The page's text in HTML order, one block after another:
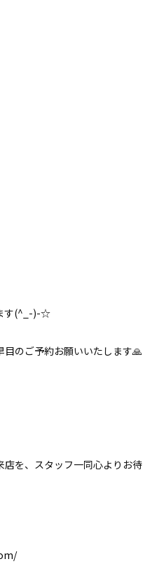
す(^_-)-☆
のご予約お願いいたします🙏
を、スタッフ一同心よりお待